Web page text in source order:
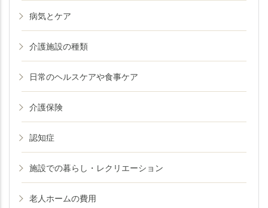
病気とケア
介護施設の種類
日常のヘルスケアや食事ケア
介護保険
認知症
施設での暮らし・レクリエーション
老人ホームの費用